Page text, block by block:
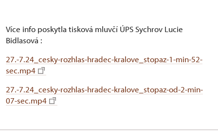
Více info poskytla tisková mluvčí ÚPS Sychrov Lucie
Bidlasová :
27.-7.24_cesky-rozhlas-hradec-kralove_stopaz-1-min-52-
sec.mp4
27.-7.24_cesky-rozhlas-hradec-kralove_stopaz-od-2-min-
07-sec.mp4